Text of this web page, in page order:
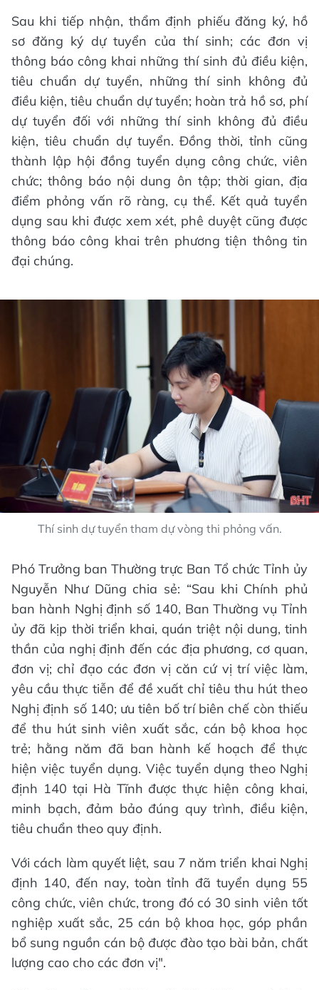
Sau khi tiếp nhận, thẩm định phiếu đăng ký, hồ
sơ đăng ký dự tuyển của thí sinh; các đơn vị
thông báo công khai những thí sinh đủ điều kiện,
tiêu chuẩn dự tuyển, những thí sinh không đủ
điều kiện, tiêu chuẩn dự tuyển; hoàn trả hồ sơ, phí
dự tuyển đối với những thí sinh không đủ điều
kiện, tiêu chuẩn dự tuyển. Đồng thời, tỉnh cũng
thành lập hội đồng tuyển dụng công chức, viên
chức; thông báo nội dung ôn tập; thời gian, địa
điểm phỏng vấn rõ ràng, cụ thể. Kết quả tuyển
dụng sau khi được xem xét, phê duyệt cũng được
thông báo công khai trên phương tiện thông tin
đại chúng.
Thí sinh dự tuyển tham dự vòng thi phỏng vấn.
Phó Trưởng ban Thường trực Ban Tổ chức Tỉnh ủy
Nguyễn Như Dũng chia sẻ: “Sau khi Chính phủ
ban hành Nghị định số 140, Ban Thường vụ Tỉnh
ủy đã kịp thời triển khai, quán triệt nội dung, tinh
thần của nghị định đến các địa phương, cơ quan,
đơn vị; chỉ đạo các đơn vị căn cứ vị trí việc làm,
yêu cầu thực tiễn để đề xuất chỉ tiêu thu hút theo
Nghị định số 140; ưu tiên bố trí biên chế còn thiếu
để thu hút sinh viên xuất sắc, cán bộ khoa học
trẻ; hằng năm đã ban hành kế hoạch để thực
hiện việc tuyển dụng. Việc tuyển dụng theo Nghị
định 140 tại Hà Tĩnh được thực hiện công khai,
minh bạch, đảm bảo đúng quy trình, điều kiện,
tiêu chuẩn theo quy định.
Với cách làm quyết liệt, sau 7 năm triển khai Nghị
định 140, đến nay, toàn tỉnh đã tuyển dụng 55
công chức, viên chức, trong đó có 30 sinh viên tốt
nghiệp xuất sắc, 25 cán bộ khoa học, góp phần
bổ sung nguồn cán bộ được đào tạo bài bản, chất
lượng cao cho các đơn vị".